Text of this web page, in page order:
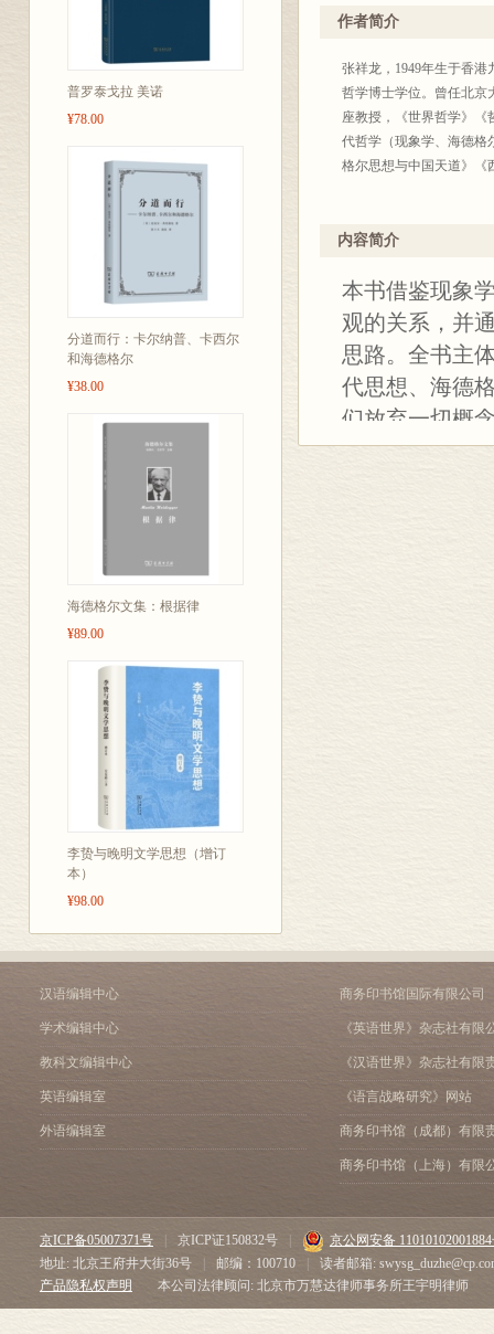
普罗泰戈拉 美诺
¥78.00
分道而行：卡尔纳普、卡西尔
和海德格尔
¥38.00
海德格尔文集：根据律
¥89.00
李贽与晚明文学思想（增订
本）
¥98.00
项高层面的研
作者简介
张祥龙，1949年生于香
哲学博士学位。曾任北京
座教授，《世界哲学》《
代哲学（现象学、海德格
格尔思想与中国天道》《
内容简介
本书借鉴现象
观的关系，并
思路。全书主
代思想、海德
们放弃一切概
语境和史境构
汉语编辑中心
学术编辑中心
教科文编辑中心
英语编辑室
外语编辑室
商务印书馆国际有限公司
《英语世界》杂志社有限
《汉语世界》杂志社有限
《语言战略研究》网站
商务印书馆（成都）有限
商务印书馆（上海）有限
京ICP备05007371号 京ICP证150832号
京公网安备
地址: 北京王府井大街36号
邮编：100710
读者邮箱:
产品隐私权声明
本公司法律顾问: 北京市万慧达律师事务所王宇明律师